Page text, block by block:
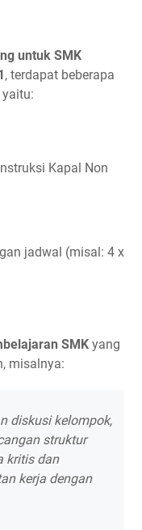
untuk SMK
, terdapat beberapa
Kapal Non
jadwal (misal: 4 x
SMK yang
misalnya:
diskusi kelompok,
struktur
kritis dan
kerja dengan